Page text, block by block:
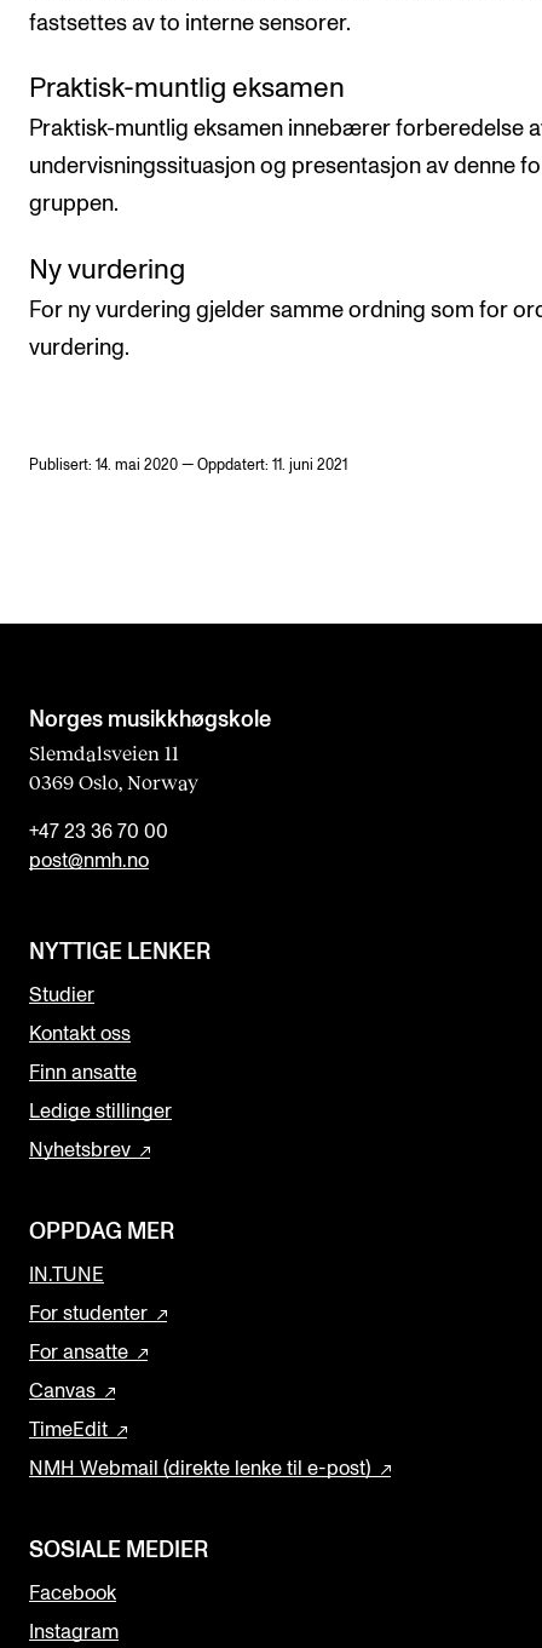
fastsettes av to interne sensorer.
Praktisk-muntlig eksamen
Praktisk-muntlig eksamen innebærer forberedelse
undervisningssituasjon og presentasjon av denne
gruppen.
Ny vurdering
For ny vurdering gjelder samme ordning som for
vurdering.
Publisert: 14. mai 2020 — Oppdatert: 11. juni 2021
Norges musikk­høgskole
Slemdalsveien 11
0369 Oslo, Norway
+47 23 36 70 00
post@nmh.no
NYTTIGE LENKER
Studier
Kontakt oss
Finn ansatte
Ledige stillinger
Nyhetsbrev
OPPDAG MER
IN.TUNE
For studenter
For ansatte
Canvas
TimeEdit
NMH Webmail (direkte lenke til e-post)
SOSIALE MEDIER
Facebook
Instagram